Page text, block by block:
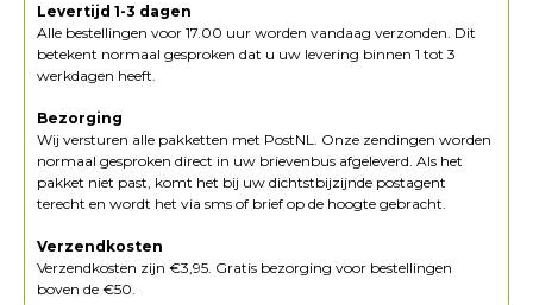
Levertijd 1-3 dagen
Alle bestellingen voor 17.00 uur worden vandaag verzonden. Dit
betekent normaal gesproken dat u uw levering binnen 1 tot 3
werkdagen heeft.
Bezorging
Wij versturen alle pakketten met PostNL. Onze zendingen worden
normaal gesproken direct in uw brievenbus afgeleverd. Als het
pakket niet past, komt het bij uw dichtstbijzijnde postagent
terecht en wordt het via sms of brief op de hoogte gebracht.
Verzendkosten
Verzendkosten zijn €3,95. Gratis bezorging voor bestellingen
boven de €50.